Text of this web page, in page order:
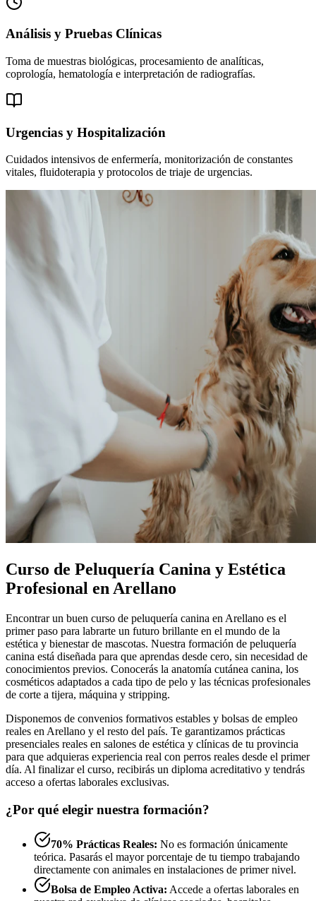
Análisis y Pruebas Clínicas
Toma de muestras biológicas, procesamiento de analíticas,
coprología, hematología e interpretación de radiografías.
Urgencias y Hospitalización
Cuidados intensivos de enfermería, monitorización de constantes
vitales, fluidoterapia y protocolos de triaje de urgencias.
Curso de Peluquería Canina y Estética
Profesional en Arellano
Encontrar un buen curso de peluquería canina en Arellano es el
primer paso para labrarte un futuro brillante en el mundo de la
estética y bienestar de mascotas. Nuestra formación de peluquería
canina está diseñada para que aprendas desde cero, sin necesidad de
conocimientos previos. Conocerás la anatomía cutánea canina, los
cosméticos adaptados a cada tipo de pelo y las técnicas profesionales
de corte a tijera, máquina y stripping.
Disponemos de convenios formativos estables y bolsas de empleo
reales en Arellano y el resto del país. Te garantizamos prácticas
presenciales reales en salones de estética y clínicas de tu provincia
para que adquieras experiencia real con perros reales desde el primer
día. Al finalizar el curso, recibirás un diploma acreditativo y tendrás
acceso a ofertas laborales exclusivas.
¿Por qué elegir nuestra formación?
70% Prácticas Reales: No es formación únicamente
teórica. Pasarás el mayor porcentaje de tu tiempo trabajando
directamente con animales en instalaciones de primer nivel.
Bolsa de Empleo Activa: Accede a ofertas laborales en